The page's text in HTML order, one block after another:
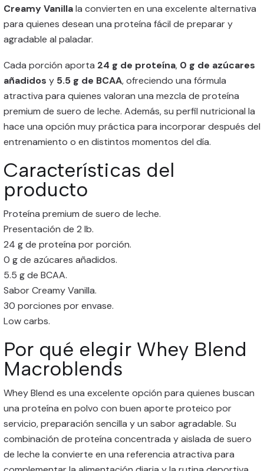
Creamy Vanillala convierten en una excelente alternativa
para quienes desean una proteína fácil de preparar y
agradable al paladar.
Cada porción aporta 24 g de proteína, 0 g de azúcares
añadidos y 5.5 g de BCAA, ofreciendo una fórmula
atractiva para quienes valoran una mezcla de proteína
premium de suero de leche. Además, su perfil nutricional la
hace una opción muy práctica para incorporar después del
entrenamiento o en distintos momentos del día.
Características del
producto
Proteína premium de suero de leche.
Presentación de 2 lb.
24 g de proteína por porción.
0 g de azúcares añadidos.
5.5 g de BCAA.
Sabor Creamy Vanilla.
30 porciones por envase.
Low carbs.
Por qué elegir Whey Blend
Macroblends
Whey Blend es una excelente opción para quienes buscan
una proteína en polvo con buen aporte proteico por
servicio, preparación sencilla y un sabor agradable. Su
combinación de proteína concentrada y aislada de suero
de leche la convierte en una referencia atractiva para